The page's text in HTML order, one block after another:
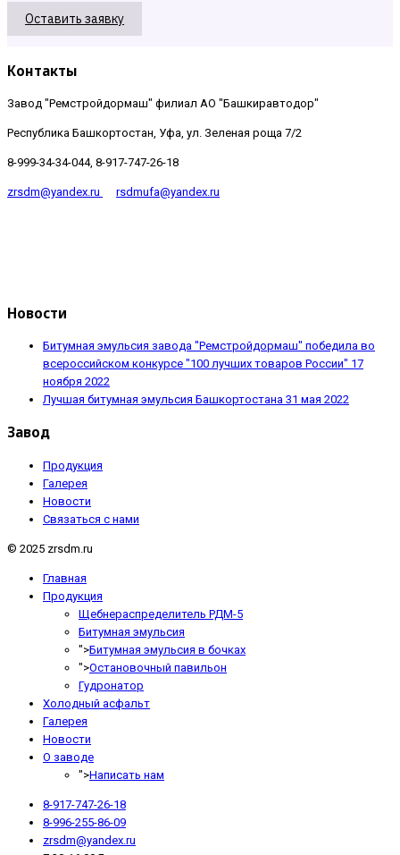
Оставить заявку
Контакты
Завод "Ремстройдормаш" филиал АО "Башкиравтодор"
Республика Башкортостан, Уфа, ул. Зеленая роща 7/2
8-999-34-34-044, 8-917-747-26-18
zrsdm@yandex.ru rsdmufa@yandex.ru
Новости
Битумная эмульсия завода "Ремстройдормаш" победила во
всероссийском конкурсе "100 лучших товаров России" 17
ноября 2022
Лучшая битумная эмульсия Башкортостана 31 мая 2022
Завод
Продукция
Галерея
Новости
Связаться с нами
© 2025 zrsdm.ru
Главная
Продукция
Щебнераспределитель РДМ-5
Битумная эмульсия
">Битумная эмульсия в бочках
">Остановочный павильон
Гудронатор
Холодный асфальт
Галерея
Новости
О заводе
">Написать нам
8-917-747-26-18
8-996-255-86-09
zrsdm@yandex.ru